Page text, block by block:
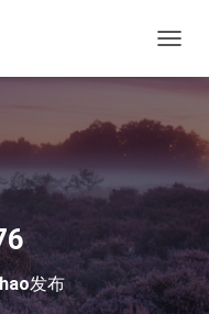
换
发布